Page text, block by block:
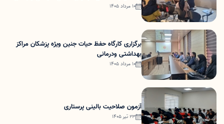
خصوصی
10 مرداد 1405
برگزاری کارگاه حفظ حیات جنین ویژه پزشکان مراکز
بهداشتی ودرمانی
10 مرداد 1405
آزمون صلاحیت بالینی پرستاری
23 تیر 1405